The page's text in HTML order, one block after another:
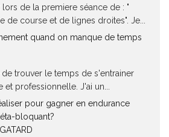
de la premiere séance de : "
de course et de lignes droites". Je...
quand on manque de temps
de trouver le temps de s'entrainer
professionnelle. J'ai un...
pour gagner en endurance
bloquant?